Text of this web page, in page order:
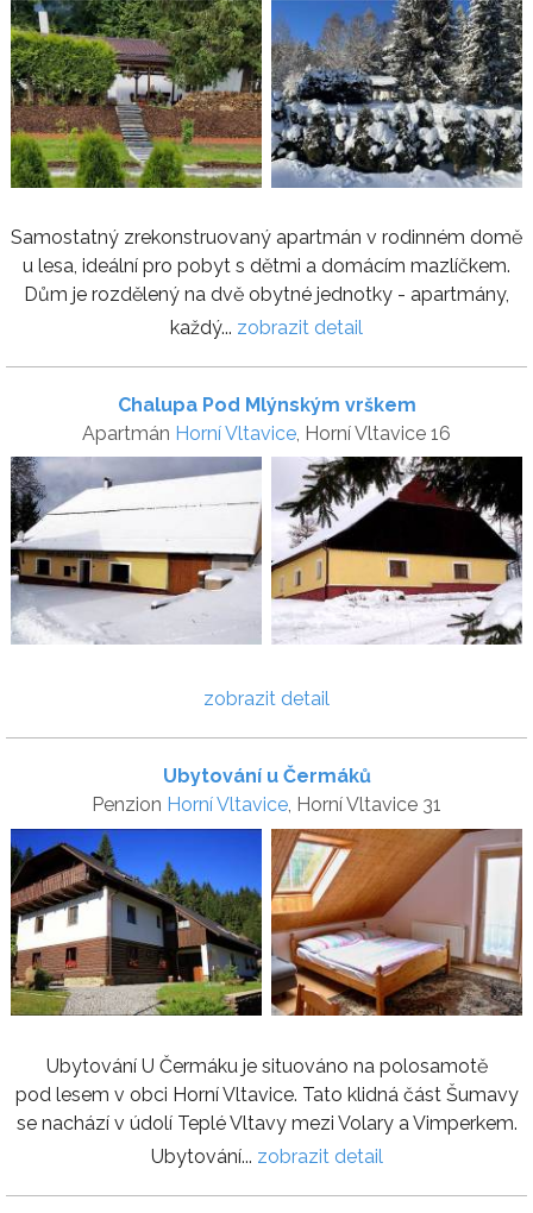
Samostatný zrekonstruovaný apartmán v rodinném domě
u lesa, ideální pro pobyt s dětmi a domácím mazlíčkem.
Dům je rozdělený na dvě obytné jednotky - apartmány,
každý... zobrazit detail
Chalupa Pod Mlýnským vrškem
Apartmán Horní Vltavice, Horní Vltavice 16
zobrazit detail
Ubytování u Čermáků
Penzion Horní Vltavice, Horní Vltavice 31
Ubytování U Čermáku je situováno na polosamotě
pod lesem v obci Horní Vltavice. Tato klidná část Šumavy
se nachází v údolí Teplé Vltavy mezi Volary a Vimperkem.
Ubytování... zobrazit detail